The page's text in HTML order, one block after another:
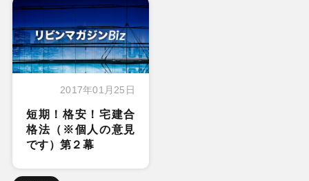
2017年01月25日
短期！格安！宅建合
格法（※個人の意見
です）第２幕